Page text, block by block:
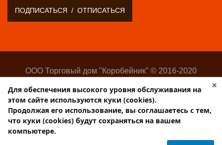
ООО Торговый дом "Коробейник" © 2016-2020
изделий
Разработка:Web-студия Websilon
Поддержка сайта —ООО «Центр-Интернет»
Торговый дом КОРОБЕЙНИК
×
Для обеспечения высокого уровня обслуживания на
этом сайте используются куки (cookies).
Продолжая его использование, вы соглашаетесь с тем,
что куки (cookies) будут сохраняться на вашем
компьютере.